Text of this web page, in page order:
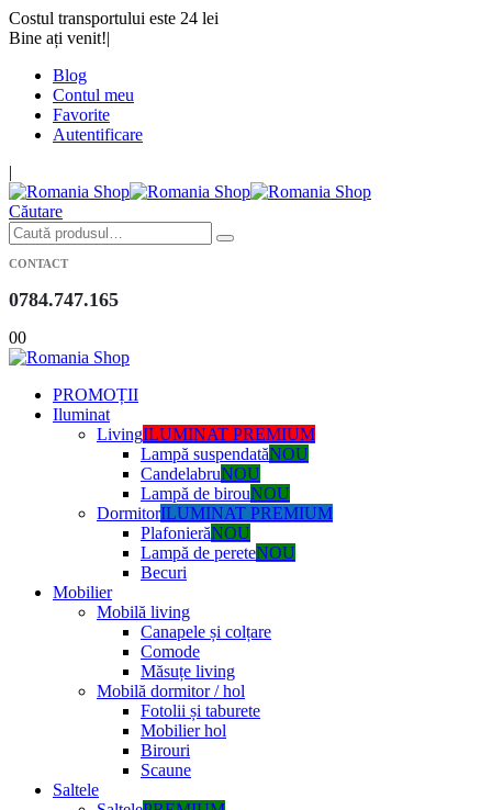
Costul transportului este 24 lei
Bine ați venit!|
Blog
Contul meu
Favorite
Autentificare
|
Căutare
CONTACT
0784.747.165
00
PROMOȚII
Iluminat
LivingILUMINAT PREMIUM
Lampă suspendatăNOU
CandelabruNOU
Lampă de birouNOU
DormitorILUMINAT PREMIUM
PlafonierăNOU
Lampă de pereteNOU
Becuri
Mobilier
Mobilă living
Canapele și colțare
Comode
Măsuțe living
Mobilă dormitor / hol
Fotolii și taburete
Mobilier hol
Birouri
Scaune
Saltele